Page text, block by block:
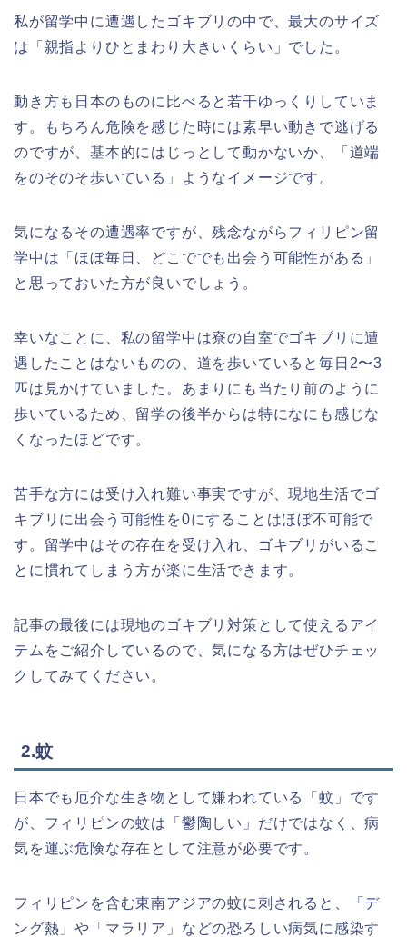
私が留学中に遭遇したゴキブリの中で、最大のサイズ
は「親指よりひとまわり大きいくらい」でした。
動き方も日本のものに比べると若干ゆっくりしていま
す。もちろん危険を感じた時には素早い動きで逃げる
のですが、基本的にはじっとして動かないか、「道端
をのそのそ歩いている」ようなイメージです。
気になるその遭遇率ですが、残念ながらフィリピン留
学中は「ほぼ毎日、どこででも出会う可能性がある」
と思っておいた方が良いでしょう。
幸いなことに、私の留学中は寮の自室でゴキブリに遭
遇したことはないものの、道を歩いていると毎日2〜3
匹は見かけていました。あまりにも当たり前のように
歩いているため、留学の後半からは特になにも感じな
くなったほどです。
苦手な方には受け入れ難い事実ですが、現地生活でゴ
キブリに出会う可能性を0にすることはほぼ不可能で
す。留学中はその存在を受け入れ、ゴキブリがいるこ
とに慣れてしまう方が楽に生活できます。
記事の最後には現地のゴキブリ対策として使えるアイ
テムをご紹介しているので、気になる方はぜひチェッ
クしてみてください。
2.蚊
日本でも厄介な生き物として嫌われている「蚊」です
が、フィリピンの蚊は「鬱陶しい」だけではなく、病
気を運ぶ危険な存在として注意が必要です。
フィリピンを含む東南アジアの蚊に刺されると、「デ
ング熱」や「マラリア」などの恐ろしい病気に感染す